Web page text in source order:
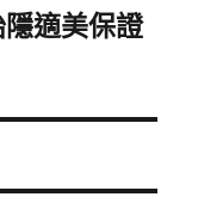
適美保證